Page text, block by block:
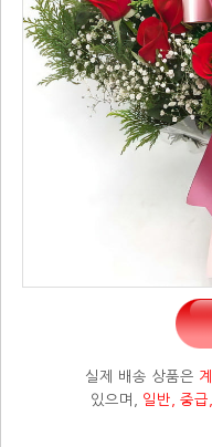
실제 배송 상품은
있으며, 일반, 중급